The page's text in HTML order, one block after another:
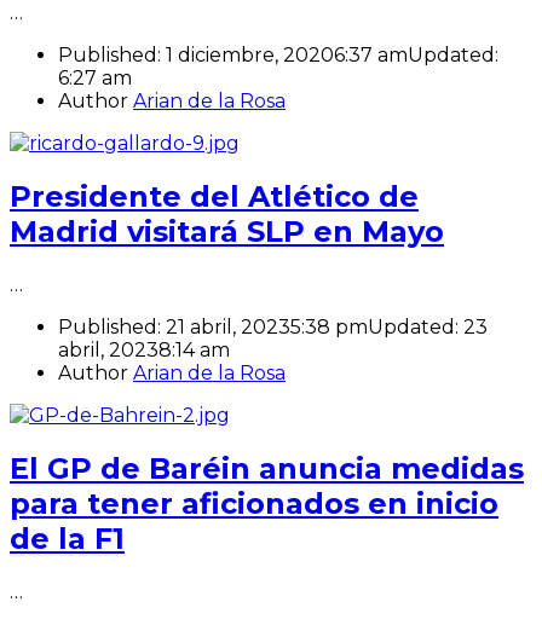
…
Published: 1 diciembre, 20206:37 amUpdated:
6:27 am
Author Arian de la Rosa
Presidente del Atlético de
Madrid visitará SLP en Mayo
…
Published: 21 abril, 20235:38 pmUpdated: 23
abril, 20238:14 am
Author Arian de la Rosa
El GP de Baréin anuncia medidas
para tener aficionados en inicio
de la F1
…